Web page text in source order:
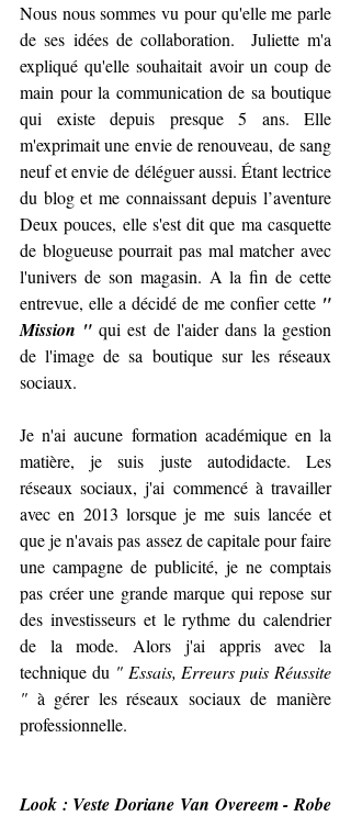
Nous nous sommes vu pour qu'elle me parle
de ses idées de collaboration.  Juliette m'a
expliqué qu'elle souhaitait avoir un coup de
main pour la communication de sa boutique
qui existe depuis presque 5 ans. Elle
m'exprimait une envie de renouveau, de sang
neuf et envie de déléguer aussi. Étant lectrice
du blog et me connaissant depuis l’aventure
Deux pouces, elle s'est dit que ma casquette
de blogueuse pourrait pas mal matcher avec
l'univers de son magasin. A la fin de cette
entrevue, elle a décidé de me confier cette "
Mission " qui est de l'aider dans la gestion
de l'image de sa boutique sur les réseaux
sociaux.
Je n'ai aucune formation académique en la
matière, je suis juste autodidacte. Les
réseaux sociaux, j'ai commencé à travailler
avec en 2013 lorsque je me suis lancée et
que je n'avais pas assez de capitale pour faire
une campagne de publicité, je ne comptais
pas créer une grande marque qui repose sur
des investisseurs et le rythme du calendrier
de la mode. Alors j'ai appris avec la
technique du " Essais, Erreurs puis Réussite
" à gérer les réseaux sociaux de manière
professionnelle.
Look : Veste Doriane Van Overeem - Robe